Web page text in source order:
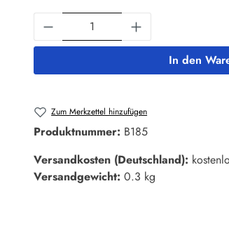
Produkt Anzahl: Gib den
In den
Zum Merkzettel hinzufügen
Produktnummer: B185
Versandkosten (Deutschland):
Versandgewicht: 0.3 kg